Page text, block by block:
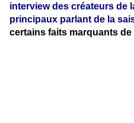
interview des créateurs de
principaux parlant de la
certains faits marquants